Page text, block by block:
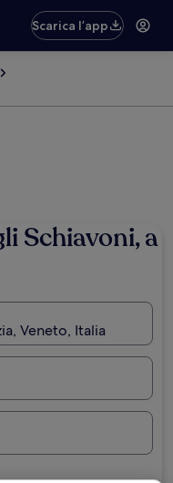
Scarica l’app
Schiavoni, a
Veneto, Italia